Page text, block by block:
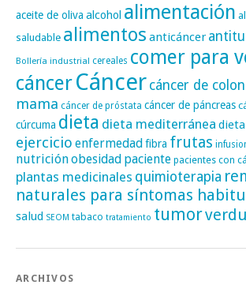
aceite de oliva alcohol alimentación
saludable alimentos anticáncer
Bollería industrial cereales comer para
cáncerCáncer cáncer de colon
mama cáncer de próstata cáncer de páncreas
cúrcuma dieta dieta mediterránea
ejercicio enfermedadfibra frutas
nutriciónobesidad paciente pacientes con
plantas medicinales quimioterapia
naturales para síntomas
salud SEOM tabaco tratamiento tumor
ARCHIVOS